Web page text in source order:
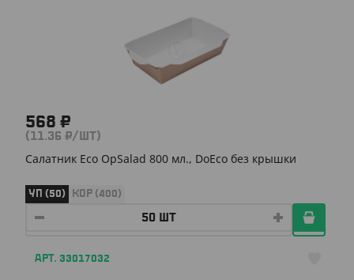
568 ₽
(11.36 ₽/ШТ)
Салатник Eco OpSalad 800 мл., DoEco без крышки
УП (50) КОР (400)
АРТ. 33017032